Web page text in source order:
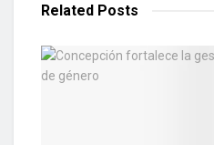
Related Posts